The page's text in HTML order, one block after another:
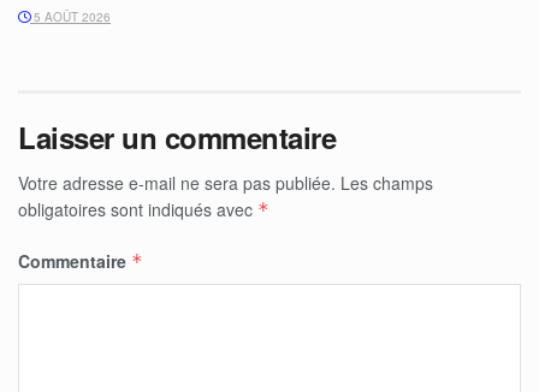
5 AOÛT 2026
Laisser un commentaire
Votre adresse e-mail ne sera pas publiée. Les champs
obligatoires sont indiqués avec *
Commentaire *